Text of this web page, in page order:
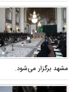
مشهد برگزار می‌شود.